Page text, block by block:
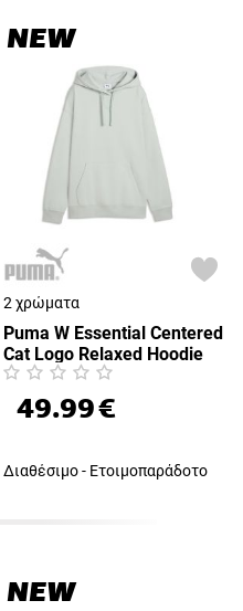
NEW
2 χρώματα
Puma W Essential Centered
Cat Logo Relaxed Hoodie
FL (692917-29)
49.99€
Διαθέσιμο - Ετοιμοπαράδοτο
NEW